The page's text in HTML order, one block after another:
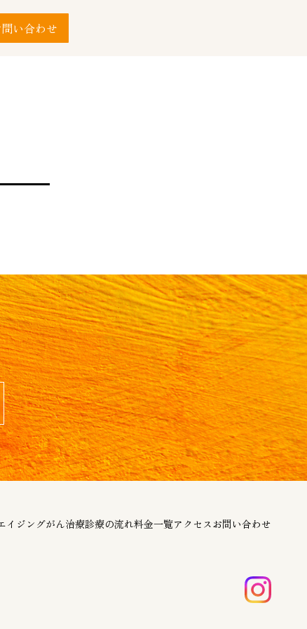
い合わせ
イジングがん治療診療の流れ料金一覧アクセスお問い合わせ